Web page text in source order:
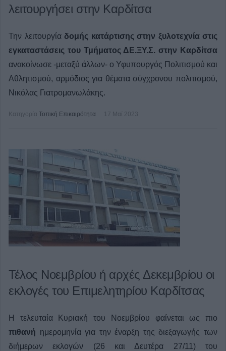
λειτουργήσει στην Καρδίτσα
Την λειτουργία δομής κατάρτισης στην ξυλοτεχνία στις
εγκαταστάσεις του Τμήματος ΔΕ.ΞΥ.Σ. στην Καρδίτσα
ανακοίνωσε -μεταξύ άλλων- ο Υφυπουργός Πολιτισμού και
Αθλητισμού, αρμόδιος για θέματα σύγχρονου πολιτισμού,
Νικόλας Γιατρομανωλάκης.
Κατηγορία Τοπική Επικαιρότητα 17 Μαϊ 2023
Τέλος Νοεμβρίου ή αρχές Δεκεμβρίου οι
εκλογές του Επιμελητηρίου Καρδίτσας
Η τελευταία Κυριακή του Νοεμβρίου φαίνεται ως πιο
πιθανή ημερομηνία για την έναρξη της διεξαγωγής των
διήμερων εκλογών (26 και Δευτέρα 27/11) του